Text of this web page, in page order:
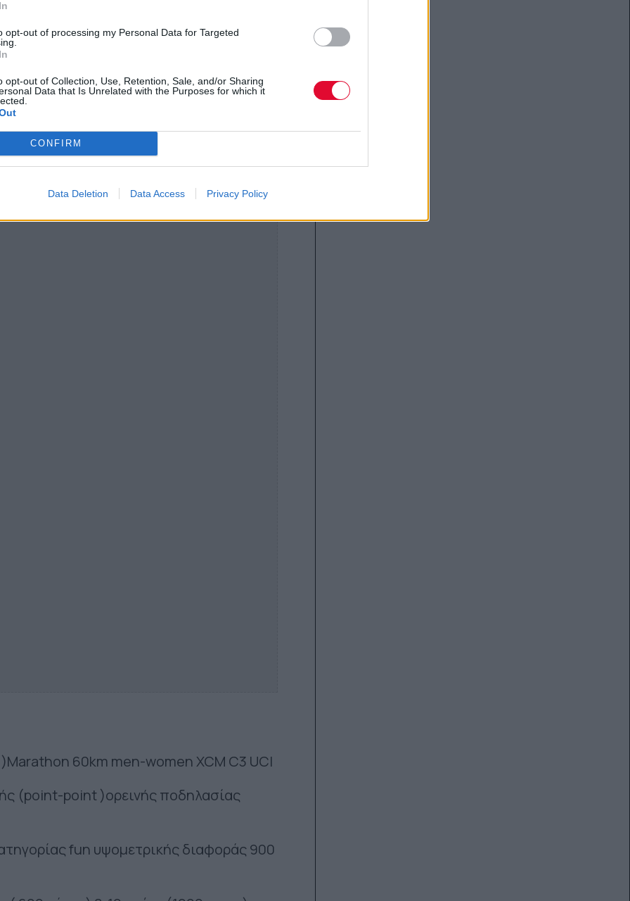
opt-out of processing my Personal Data for Targeted
opt-out of Collection, Use, Retention, Sale, and/or Sharing
Data that Is Unrelated with the Purposes for which it
CONFIRM
Data Deletion Data Access Privacy Policy
υψομετρική διαφορά
υψομετρική διαφορά
3-12 ετών
60km men-women XCM C3 UCI
(point-point )ορεινής ποδηλασίας
fun υψομετρικής διαφοράς 900